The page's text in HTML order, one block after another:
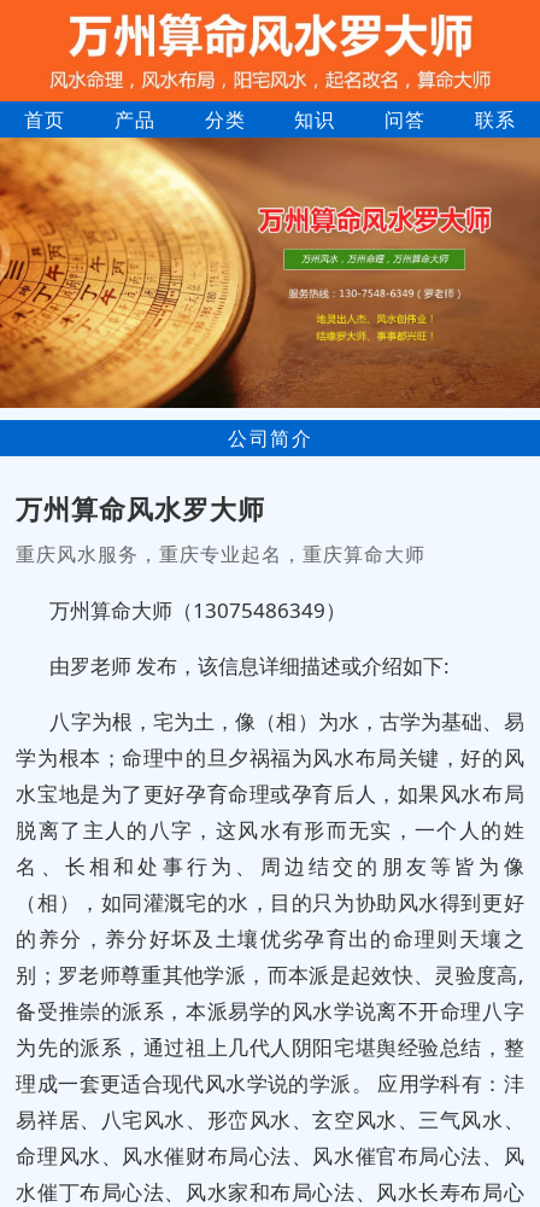
首页 产品 分类 知识 问答 联系
公司简介
万州算命风水罗大师
重庆风水服务，重庆专业起名，重庆算命大师
万州算命大师（13075486349）
由罗老师 发布，该信息详细描述或介绍如下:
八字为根，宅为土，像（相）为水，古学为基础、易
学为根本；命理中的旦夕祸福为风水布局关键，好的风
水宝地是为了更好孕育命理或孕育后人，如果风水布局
脱离了主人的八字，这风水有形而无实，一个人的姓
名、长相和处事行为、周边结交的朋友等皆为像
（相），如同灌溉宅的水，目的只为协助风水得到更好
的养分，养分好坏及土壤优劣孕育出的命理则天壤之
别；罗老师尊重其他学派，而本派是起效快、灵验度高,
备受推崇的派系，本派易学的风水学说离不开命理八字
为先的派系，通过祖上几代人阴阳宅堪舆经验总结，整
理成一套更适合现代风水学说的学派。 应用学科有：沣
易祥居、八宅风水、形峦风水、玄空风水、三气风水、
命理风水、风水催财布局心法、风水催官布局心法、风
水催丁布局心法、风水家和布局心法、风水长寿布局心